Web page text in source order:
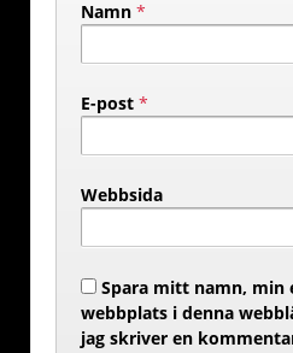
Namn *
E-post *
Webbsida
Spara mitt namn, min
webbplats i denna
jag skriver en